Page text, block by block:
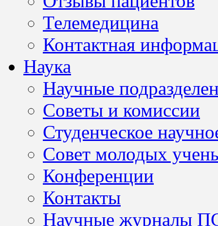
Телемедицина
Контактная
Наука
Научные
Советы и комиссии
Студенческое
Совет молодых
Конференции
Контакты
Научные журналы